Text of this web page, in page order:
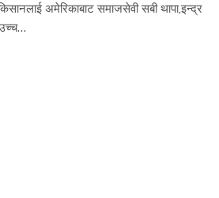
अमेरिकाबाट समाजसेवी सबी थापा,इन्द्र
उच्च…